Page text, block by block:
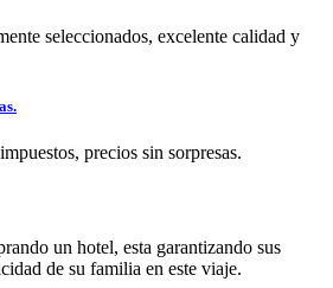
seleccionados, excelente calidad y
precios sin sorpresas.
un hotel, esta garantizando sus
de su familia en este viaje.